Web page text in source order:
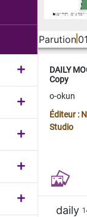
Parution
DAILY
Copy
o-okun
Éditeur :
Studio
daily